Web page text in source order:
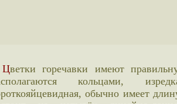
Цветки горечавки имеют правильную форму, двудомные, на растении
кольцами,
обычно имеет